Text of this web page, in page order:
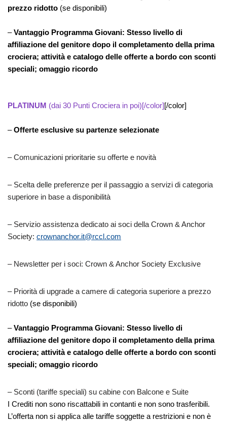
prezzo ridotto (se disponibili)
–Vantaggio Programma Giovani: Stesso livello di
affiliazione del genitore dopo il completamento della prima
crociera; attività e catalogo delle offerte a bordo con sconti
speciali; omaggio ricordo
PLATINUM (dai 30 Punti Crociera in poi)[/color][/color]
–Offerte esclusive su partenze selezionate
– Comunicazioni prioritarie su offerte e novità
– Scelta delle preferenze per il passaggio a servizi di categoria
superiore in base a disponibilità
– Servizio assistenza dedicato ai soci della Crown & Anchor
Society: crownanchor.it@rccl.com
– Newsletter per i soci: Crown & Anchor Society Exclusive
– Priorità di upgrade a camere di categoria superiore a prezzo
ridotto (se disponibili)
–Vantaggio Programma Giovani: Stesso livello di
affiliazione del genitore dopo il completamento della prima
crociera; attività e catalogo delle offerte a bordo con sconti
speciali; omaggio ricordo
– Sconti (tariffe speciali) su cabine con Balcone e Suite
I Crediti non sono riscattabili in contanti e non sono trasferibili.
L’offerta non si applica alle tariffe soggette a restrizioni e non è